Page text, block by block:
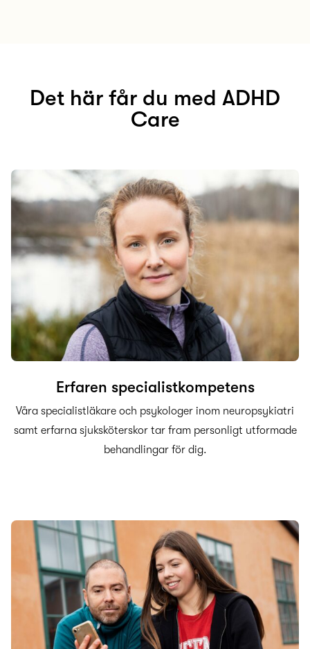
Det här får du med ADHD
Care
Erfaren specialistkompetens
Våra specialistläkare och psykologer inom neuropsykiatri
samt erfarna sjuksköterskor tar fram personligt utformade
behandlingar för dig.